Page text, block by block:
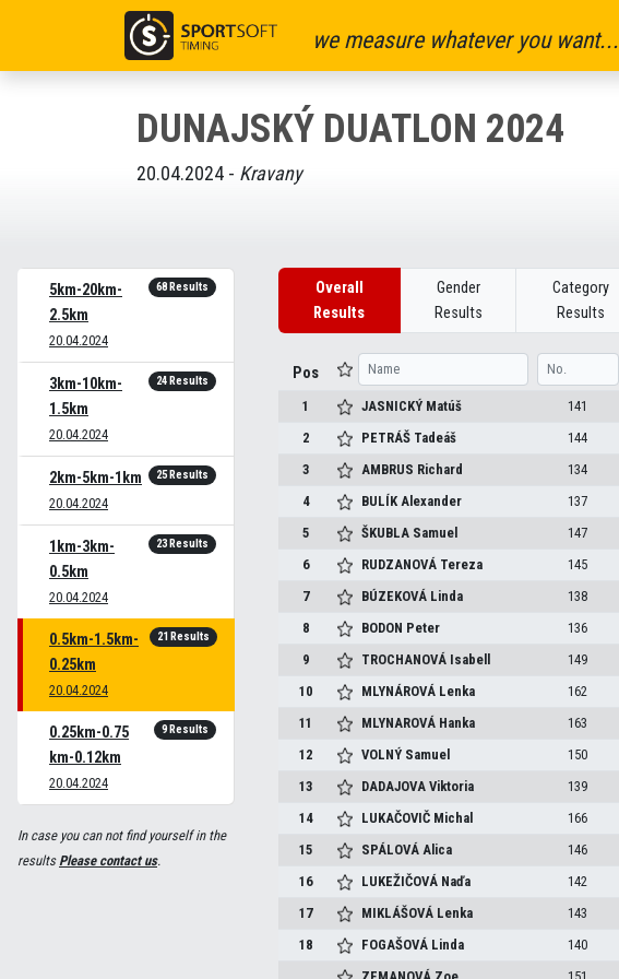
we measure whatever you want...
DUNAJSKÝ DUATLON 2024
20.04.2024 - Kravany
5km-20km-
2.5km
20.04.2024
68 Results
3km-10km-
1.5km
20.04.2024
24 Results
2km-5km-1km
20.04.2024
25 Results
1km-3km-
0.5km
20.04.2024
23 Results
0.5km-1.5km-
0.25km
20.04.2024
21 Results
0.25km-0.75
km-0.12km
20.04.2024
9 Results
In case you can not find yourself in the
resultsPlease contact us.
Overall
Results
Gender
Results
Category
Results
Pos
1 JASNICKÝ Matúš 141
2
PETRÁŠ Tadeáš 144
3
AMBRUS Richard 134
4
BULÍKAlexander 137
5
ŠKUBLA Samuel 147
6
RUDZANOVÁ Tereza 145
7
BÚZEKOVÁ Linda 138
8
BODON Peter 136
9
TROCHANOVÁ Isabell 149
10
MLYNÁROVÁ Lenka 162
11
MLYNAROVÁ Hanka 163
12
VOLNÝ Samuel 150
13
DADAJOVAViktoria 139
14
LUKAČOVIČ Michal 166
15
SPÁLOVÁAlica 146
16
LUKEŽIČOVÁ Naďa 142
17
MIKLÁŠOVÁ Lenka 143
18
FOGAŠOVÁ Linda 140